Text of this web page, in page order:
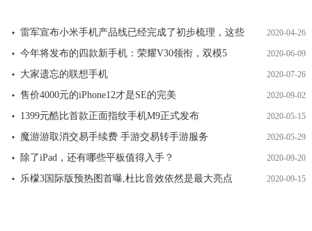
雷军宣布小米手机产品线已经完成了初步梳理，这些 2020-04-26
今年将发布的四款新手机：荣耀V30领衔，双模5 2020-06-09
大家遗忘的联想手机 2020-07-26
售价4000元的iPhone12才是SE的完美 2020-09-02
1399元酷比首款正面指纹手机M9正式发布 2020-05-15
魔游游取消交易手续费 手游交易转手游服务 2020-05-29
除了iPad，还有哪些平板值得入手？ 2020-09-20
乐檬3国际版预热图首曝,杜比音效依然是最大亮点 2020-09-15